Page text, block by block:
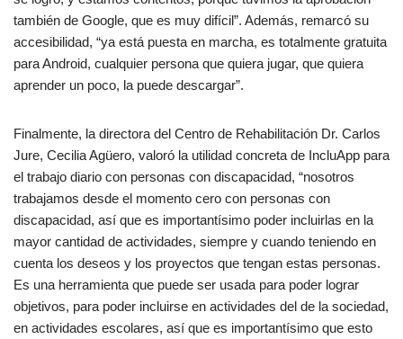
también de Google, que es muy difícil”. Además, remarcó su
accesibilidad, “ya está puesta en marcha, es totalmente gratuita
para Android, cualquier persona que quiera jugar, que quiera
aprender un poco, la puede descargar”.
Finalmente, la directora del Centro de Rehabilitación Dr. Carlos
Jure, Cecilia Agüero, valoró la utilidad concreta de IncluApp para
el trabajo diario con personas con discapacidad, “nosotros
trabajamos desde el momento cero con personas con
discapacidad, así que es importantísimo poder incluirlas en la
mayor cantidad de actividades, siempre y cuando teniendo en
cuenta los deseos y los proyectos que tengan estas personas.
Es una herramienta que puede ser usada para poder lograr
objetivos, para poder incluirse en actividades del de la sociedad,
en actividades escolares, así que es importantísimo que esto